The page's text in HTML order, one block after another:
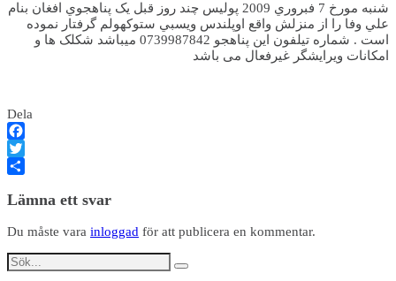
شنبه مورخ 7 فبروري 2009 پوليس چند روز قبل يک پناهجوي افغان بنام
علي وفا را از منزلش واقع اوپلندس ويسبي ستوکهولم گرفتار نموده
است . شماره تيلفون اين پناهجو 0739987842 ميباشد شکلک ها و
امکانات ویرایشگر غیرفعال می باشد
Dela
Facebook
Twitter
Lämna ett svar
Du måste vara inloggad för att publicera en kommentar.